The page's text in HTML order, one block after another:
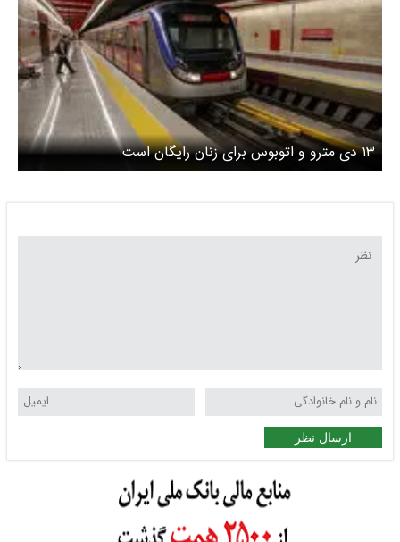
۱۳ دی مترو و اتوبوس برای زنان رایگان است
ارسال نظر